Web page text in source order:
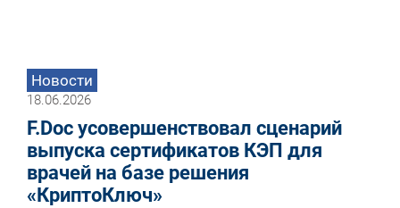
Новости
18.06.2026
F.Doc усовершенствовал сценарий
выпуска сертификатов КЭП для
врачей на базе решения
«КриптоКлюч»